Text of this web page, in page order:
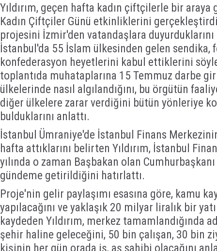
Yıldırım, geçen hafta kadın çiftçilerle bir
Kadın Çiftçiler Günü etkinliklerini
projesini İzmir'den vatandaşlara
İstanbul'da 55 İslam ülkesinden gelen sendika,
konfederasyon heyetlerini kabul ettiklerini
toplantıda muhataplarına 15 Temmuz darbe
ülkelerinde nasıl algılandığını, bu örgütün
diğer ülkelere zarar verdiğini bütün yönleriye
bulduklarını anlattı.
İstanbul Ümraniye'de İstanbul Finans
hafta attıklarını belirten Yıldırım, İstanbul
yılında o zaman Başbakan olan
gündeme getirildiğini hatırlattı.
Proje'nin gelir paylaşımı esasına göre, kamu
yapılacağını ve yaklaşık 20 milyar liralık bir
kaydeden Yıldırım, merkez tamamlandığında
şehir haline geleceğini, 50 bin çalışan, 30 bin
kişinin her gün orada iş, aş sahibi olacağını